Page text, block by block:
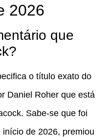
2026
que
o título exato do
Daniel Roher que está
Sabe-se que foi
de 2026, premiou